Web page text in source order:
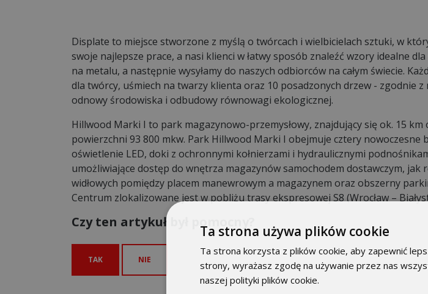
Displate to miejsce stworzone z myślą o twórcach i wielbicielach sztuki, w
swoje najlepsze prace, a nasi klienci w łatwy sposób znaleźć wzory idealne
na metalu, a następnie wysyłamy do naszych odbiorców na całym świecie.
dla twórcy, uśmiech na twarzy klienta oraz 10 posadzonych drzew - zgodnie z
odnowy środowiska i odbudowy równowagi ekologicznej.
Hillwood Marki I to park magazynowo-przemysłowy, znajdujący się ok. 15 km
powierzchni 93 800 mkw. Park Hillwood Marki I obejmuje cztery nowoczesne
oświetlenie LED, doki z ochronnymi kołnierzami i hydraulicznymi
umożliwiające dostęp do wnętrza magazynów samochodem dostawczym,
widłowych pomiędzy placem manewrowym a magazynem oraz obszerny
Centrum zlokalizowane jest w pobliżu trasy ekspresowej S8 (Wrocław –
Czy ten artykuł był pomocny?
TAK NIE
Ta strona używa plików cookie
Ta strona korzysta z plików cookie, aby zapewnić
strony, wyrażasz zgodę na używanie przez nas
naszej polityki plików cookie.